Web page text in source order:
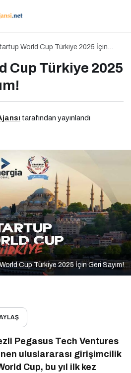
World Cup Türkiye 2025 İçin
Cup Türkiye 2025
tarafından yayınlandı
Cup Türkiye 2025 İçin Geri Sayım!
Pegasus Tech Ventures
uluslararası girişimcilik
Cup, bu yıl ilk kez
Türkiye’yi Temsil
üretici, Avrupa’nın en prestijli